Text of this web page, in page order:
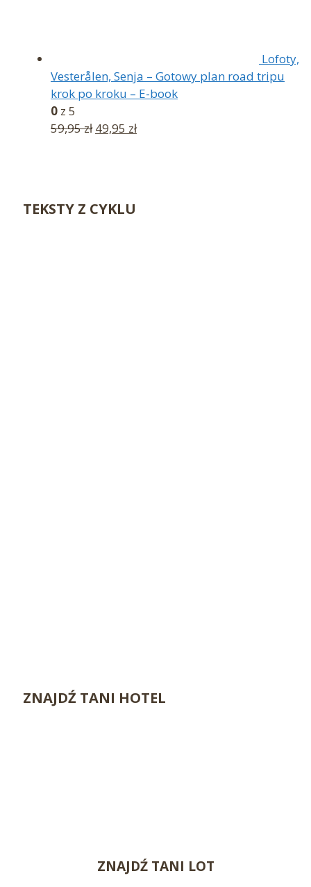
Lofoty,
Vesterålen, Senja – Gotowy plan road tripu
krok po kroku – E-book
0 z 5
59,95zł Pierwotna
49,95 złAktualna
TEKSTY Z CYKLU
ZNAJDŹ TANI HOTEL
ZNAJDŹ TANI LOT